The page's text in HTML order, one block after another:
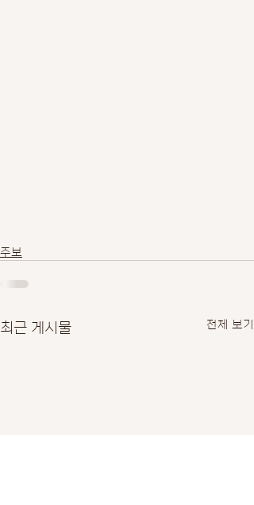
주보
최근 게시물 전체 보기